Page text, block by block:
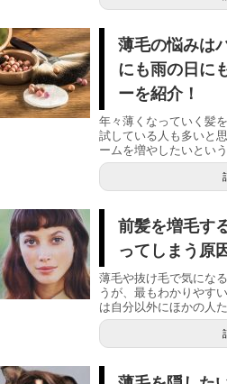
薄毛の悩みは
にも雨の日に
ーを紹介！
年々薄くなっていく髪
試している人も多いと
ームを増やしたいとい
前髪を増毛す
ってしまう原
薄毛や抜け毛で気にな
うが、最もわかりやす
は自分以外にほかの人